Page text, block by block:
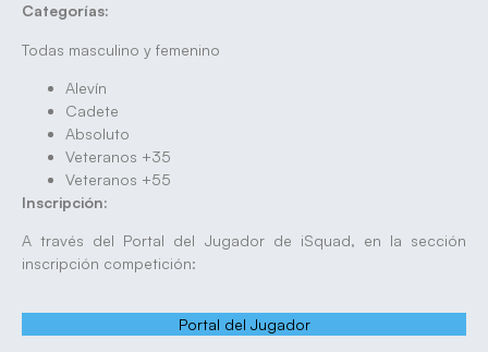
Categorías:
Todas masculino y femenino
Alevín
Cadete
Absoluto
Veteranos +35
Veteranos +55
Inscripción:
A través del Portal del Jugador de iSquad, en la sección
inscripción competición:
Portal del Jugador